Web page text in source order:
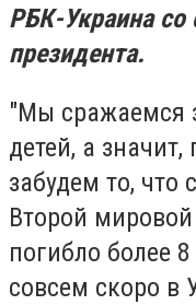
РБК-Украина
президента.
"Мы сражаемся
детей, а
забудем то,
Второй
погибло более
совсем скоро в